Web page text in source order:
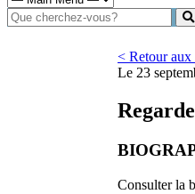
< Retour aux
Le 23
Consulter la